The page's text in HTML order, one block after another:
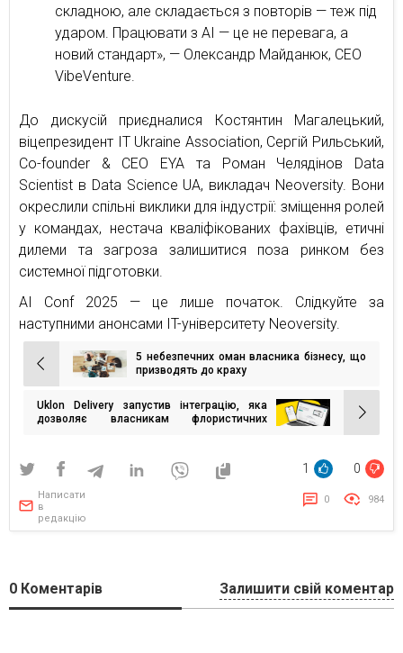
складною, але складається з повторів — теж під
ударом. Працювати з AI — це не перевага, а
новий стандарт», — Олександр Майданюк, CEO
VibeVenture.
До дискусій приєдналися Костянтин Магалецький,
віцепрезидент IT Ukraine Association, Сергій Рильський,
Co-founder & CЕO EYA та Роман Челядінов Data
Scientist в Data Science UA, викладач Neoversity. Вони
окреслили спільні виклики для індустрії: зміщення ролей
у командах, нестача кваліфікованих фахівців, етичні
дилеми та загроза залишитися поза ринком без
системної підготовки.
AI Conf 2025 — це лише початок. Слідкуйте за
наступними анонсами IT-університету Neoversity.
Навігація
записів
5 небезпечних оман власника бізнесу, що
призводять до краху
Uklon Delivery запустив інтеграцію, яка
дозволяє власникам флористичних
1 0
Написати
в
редакцію
0 984
0 Коментарів Залишити свій коментар